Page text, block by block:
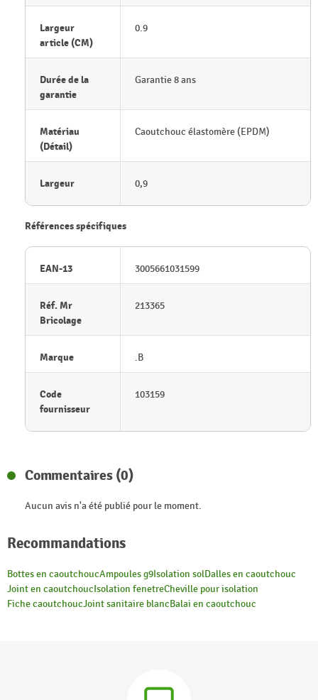
Largeur
article (CM)
0.9
Durée de la
garantie
Garantie 8 ans
Matériau
(Détail)
Caoutchouc élastomère (EPDM)
Largeur 0,9
Références spécifiques
EAN-13 3005661031599
Réf. Mr
Bricolage
213365
Marque .B
Code
fournisseur
103159
Commentaires (0)
Aucun avis n'a été publié pour le moment.
Recommandations
Bottes en caoutchoucAmpoules g9Isolation solDalles en caoutchouc
Joint en caoutchoucIsolation fenetreCheville pour isolation
Fiche caoutchoucJoint sanitaire blancBalai en caoutchouc